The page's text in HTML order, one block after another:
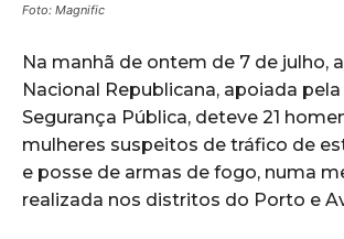
Foto: Magnific
Na manhã de ontem de 7 de julho,
Nacional Republicana, apoiada
Segurança Pública, deteve 21
mulheres suspeitos de tráfico de
e posse de armas de fogo, numa
realizada nos distritos do Porto e